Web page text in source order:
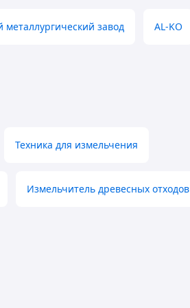
металлургический завод AL-KO
Техника для измельчения
Измельчитель древесных отходов